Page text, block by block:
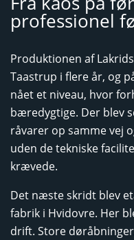
professionel
Produktionen af
Taastrup i flere år, og
nået et niveau, hvor
bæredygtige. Der blev
råvarer op samme vej
uden de tekniske
krævede.
Det næste skridt blev
fabrik i Hvidovre. Her
drift. Store